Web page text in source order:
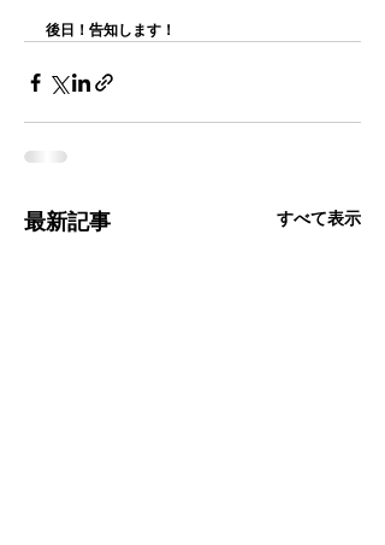
後日！告知します！
最新記事 すべて表示